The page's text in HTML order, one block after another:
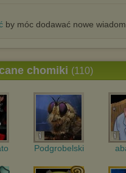
by móc dodawać nowe
chomiki (110)
Podgrobelski